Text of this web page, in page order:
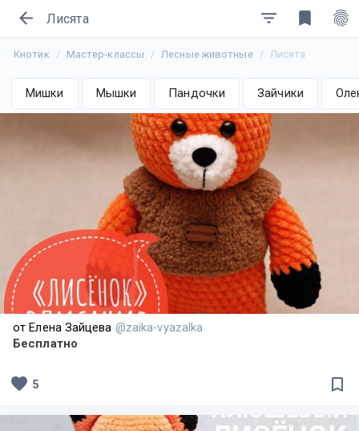
filter_list bookmark fingerprint
arrow_back Лисята
Кнотик Мастер-классы Лесные животные Лисята
Мишки Мышки Пандочки Зайчики
от Елена Зайцева @zaika-vyazalka
Бесплатно
bookmark_border
favorite 5